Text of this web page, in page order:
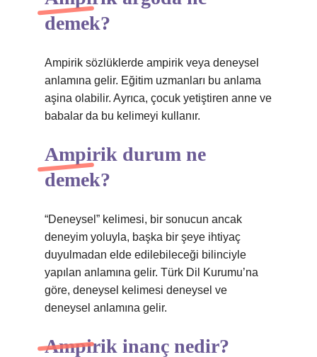
demek?
Ampirik sözlüklerde ampirik veya deneysel
anlamına gelir. Eğitim uzmanları bu anlama
aşina olabilir. Ayrıca, çocuk yetiştiren anne ve
babalar da bu kelimeyi kullanır.
Ampirik durum ne
demek?
“Deneysel” kelimesi, bir sonucun ancak
deneyim yoluyla, başka bir şeye ihtiyaç
duyulmadan elde edilebileceği bilinciyle
yapılan anlamına gelir. Türk Dil Kurumu’na
göre, deneysel kelimesi deneysel ve
deneysel anlamına gelir.
Ampirik inanç nedir?